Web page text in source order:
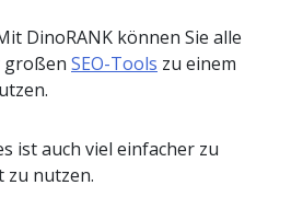
DinoRANK können Sie alle
großen SEO-Tools zu einem
ist auch viel einfacher zu
zu nutzen.